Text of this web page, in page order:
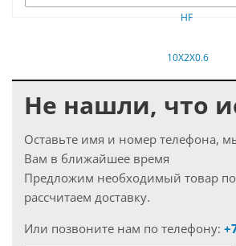
Не нашли, что
Оставьте имя и номер телефона,
Вам в ближайшее время
Предложим необходимый товар
рассчитаем доставку.
Или позвоните нам по телефону: